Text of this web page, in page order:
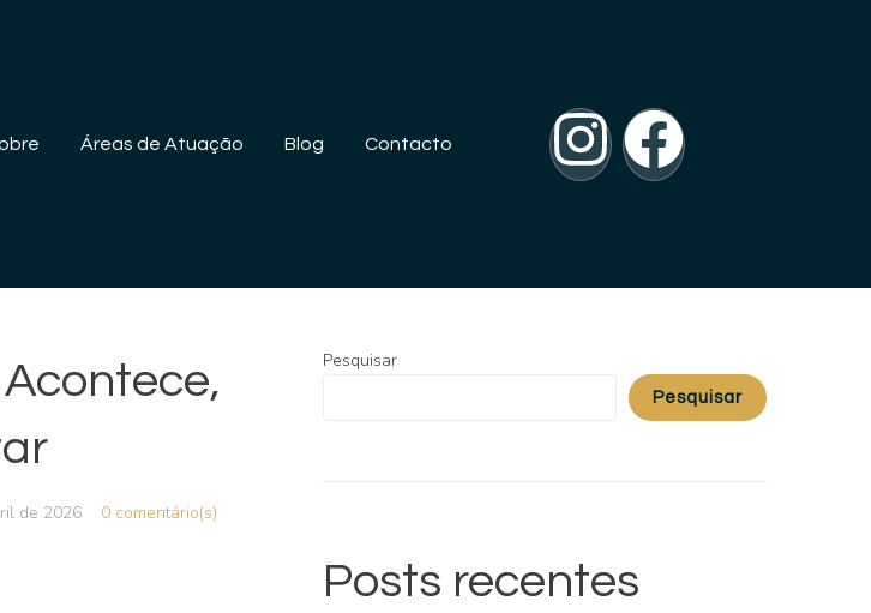
Áreas de Atuação Blog Contacto
de 2026 0 comentário(s)
Pesquisar
Pesquisar
Posts recentes